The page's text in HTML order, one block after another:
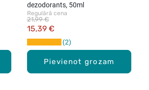
Pievienot grozam
dezodorants, 50ml
Regulārā cena
15,39 €
21,99 €
2